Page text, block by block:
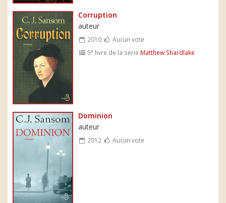
Corruption
auteur
2010
Aucun vote
5e livre de la série Matthew Shardlake
Dominion
auteur
2012 Aucun vote